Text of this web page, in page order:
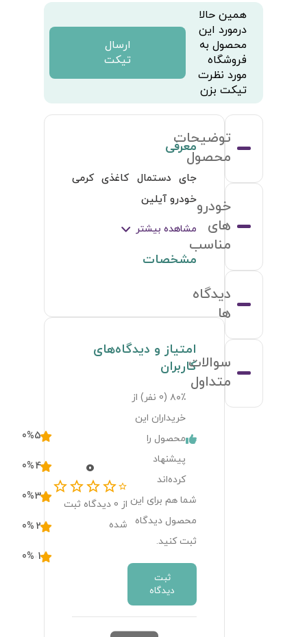
همین حالا
درمورد این
محصول به
فروشگاه
مورد نظرت
تیکت بزن
ارسال
تیکت
توضیحات
محصول
خودرو
های
مناسب
دیدگاه
ها
سوالات
متداول
معرفی
خودرو آیلین
مشاهده بیشتر
مشخصات
امتیاز و دیدگاه‌های
کاربران
۸۰٪ ( 0 نفر) از
خریداران این
محصول را
پیشنهاد
کرده‌اند
شما هم برای این
محصول دیدگاه
ثبت کنید.
ثبت
دیدگاه
0
از 0 دیدگاه ثبت
شده
5
0%
4
0%
3
0%
2
0%
1
0%